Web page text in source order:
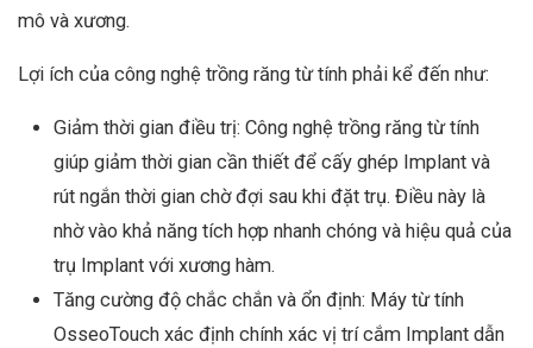
mô và xương.
Lợi ích của công nghệ trồng răng từ tính phải kể đến như:
Giảm thời gian điều trị: Công nghệ trồng răng từ tính
giúp giảm thời gian cần thiết để cấy ghép Implant và
rút ngắn thời gian chờ đợi sau khi đặt trụ. Điều này là
nhờ vào khả năng tích hợp nhanh chóng và hiệu quả của
trụ Implant với xương hàm.
Tăng cường độ chắc chắn và ổn định: Máy từ tính
OsseoTouch xác định chính xác vị trí cắm Implant dẫn